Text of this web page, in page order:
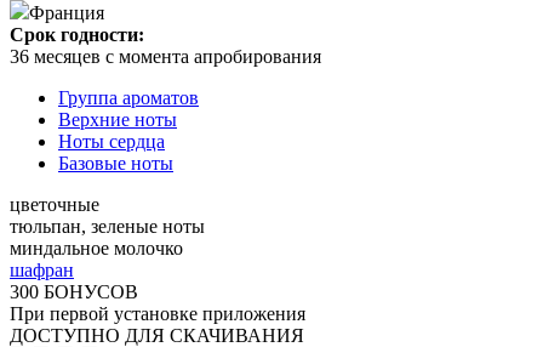
Франция
Срок годности:
36 месяцев с момента апробирования
Группа ароматов
Верхние ноты
Ноты сердца
Базовые ноты
цветочные
тюльпан, зеленые ноты
миндальное молочко
шафран
300 БОНУСОВ
При первой установке приложения
ДОСТУПНО ДЛЯ СКАЧИВАНИЯ